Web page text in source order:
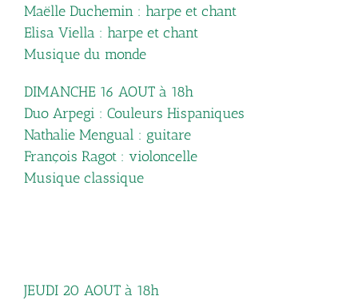
Maëlle Duchemin : harpe et chant
Elisa Viella : harpe et chant
Musique du monde
DIMANCHE 16 AOUT à 18h
Duo Arpegi : Couleurs Hispaniques
Nathalie Mengual : guitare
François Ragot : violoncelle
Musique classique
JEUDI 20 AOUT à 18h